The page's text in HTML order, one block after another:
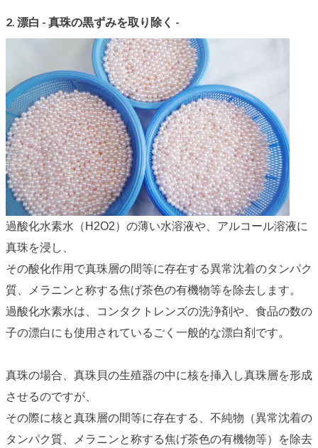
2. 漂白 - 真珠の黒ずみを取り除く -
過酸化水素水（H2O2）の薄い水溶液や、アルコール溶液に
真珠を浸し、
その酸化作用で真珠層の間等に存在する異常沈着のタンパク
質、メラニンと称する焦げ茶色の有機物等を除去します。
過酸化水素水は、コンタクトレンズの洗浄剤や、食品の数の
子の漂白にも使用されているごく一般的な漂白剤です。
真珠の場合、真珠貝の生殖器の中に核を挿入し真珠層を形成
させるのですが、
その際に核と真珠層の間等に存在する、不純物（異常沈着の
タンパク質、メラニンと称する焦げ茶色の有機物等）を除去